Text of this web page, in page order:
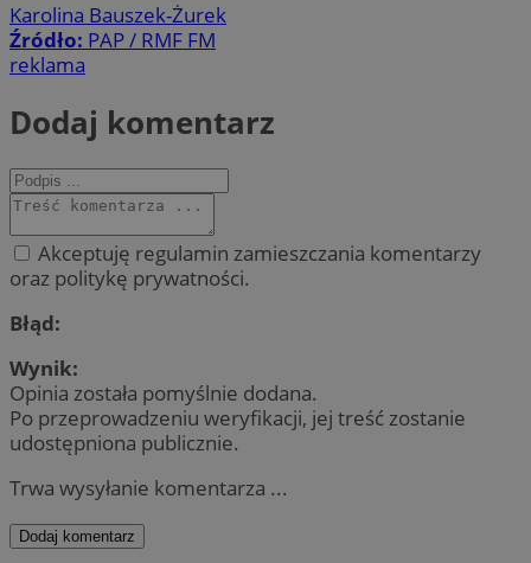
Karolina Bauszek-Żurek
Źródło: PAP / RMF FM
reklama
Dodaj komentarz
Akceptuję regulamin zamieszczania komentarzy
oraz politykę prywatności.
Błąd:
Wynik:
Opinia została pomyślnie dodana.
Po przeprowadzeniu weryfikacji, jej treść zostanie
udostępniona publicznie.
Trwa wysyłanie komentarza ...
Dodaj komentarz